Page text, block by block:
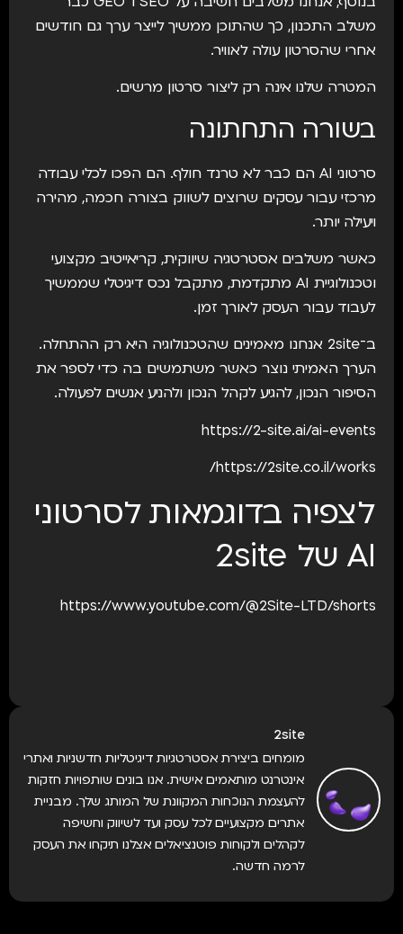
משלב התכנון, כך שהתוכן ממשיך לייצר ערך גם חודשים
אחרי שהסרטון עולה לאוויר.
המטרה שלנו אינה רק ליצור סרטון מרשים.
בשורה התחתונה
סרטוני AI הם כבר לא טרנד חולף. הם הפכו לכלי עבודה
מרכזי עבור עסקים שרוצים לשווק בצורה חכמה, מהירה
ויעילה יותר.
כאשר משלבים אסטרטגיה שיווקית, קריאייטיב מקצועי
וטכנולוגיית AI מתקדמת, מתקבל נכס דיגיטלי שממשיך
לעבוד עבור העסק לאורך זמן.
ב־2site אנחנו מאמינים שהטכנולוגיה היא רק ההתחלה.
הערך האמיתי נוצר כאשר משתמשים בה כדי לספר את
הסיפור הנכון, להגיע לקהל הנכון ולהניע אנשים לפעולה.
https://2-site.ai/ai-events
https://2site.co.il/works/
לצפיה בדוגמאות לסרטוני
AI של 2site
https://www.youtube.com/@2Site-LTD/shorts
2site
מומחים ביצירת אסטרטגיות דיגיטליות חדשניות ואתרי
אינטרנט מותאמים אישית. אנו בונים שותפויות חזקות
להעצמת הנוכחות המקוונת של המותג שלך. מבניית
אתרים מקצועיים לכל עסק ועד לשיווק וחשיפה
לקהלים ולקוחות פוטנציאלים אצלנו תיקחו את העסק
לרמה חדשה.